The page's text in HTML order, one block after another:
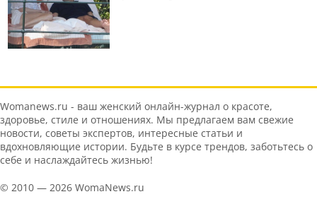
Womanews.ru - ваш женский онлайн-журнал о красоте,
здоровье, стиле и отношениях. Мы предлагаем вам свежие
новости, советы экспертов, интересные статьи и
вдохновляющие истории. Будьте в курсе трендов, заботьтесь о
себе и наслаждайтесь жизнью!
© 2010 — 2026 WomaNews.ru